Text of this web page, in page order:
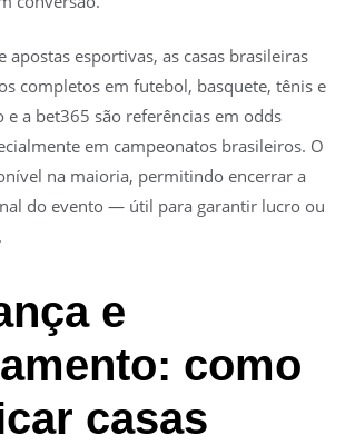
apostas esportivas, as casas brasileiras
completos em futebol, basquete, tênis e
e a bet365 são referências em odds
em campeonatos brasileiros. O
na maioria, permitindo encerrar a
do evento — útil para garantir lucro ou
e
como
casas